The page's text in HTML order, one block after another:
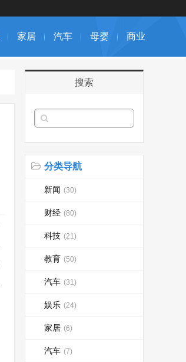
家居 汽车 母婴 商业
搜索
分类导航
新闻 (30)
财经 (80)
科技 (21)
教育 (50)
汽车 (31)
娱乐 (24)
家居 (6)
汽车 (7)